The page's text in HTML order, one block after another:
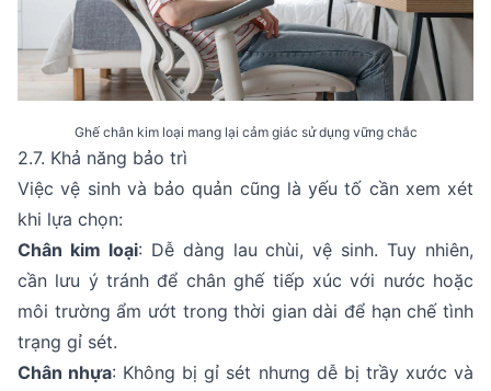
Ghế chân kim loại mang lại cảm giác sử dụng vững chắc
2.7. Khả năng bảo trì
Việc vệ sinh và bảo quản cũng là yếu tố cần xem xét
khi lựa chọn:
Chân kim loại: Dễ dàng lau chùi, vệ sinh. Tuy nhiên,
cần lưu ý tránh để chân ghế tiếp xúc với nước hoặc
môi trường ẩm ướt trong thời gian dài để hạn chế tình
trạng gỉ sét.
Chân nhựa: Không bị gỉ sét nhưng dễ bị trầy xước và